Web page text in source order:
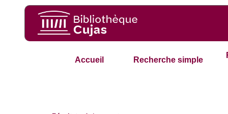
Accueil Recherche simple